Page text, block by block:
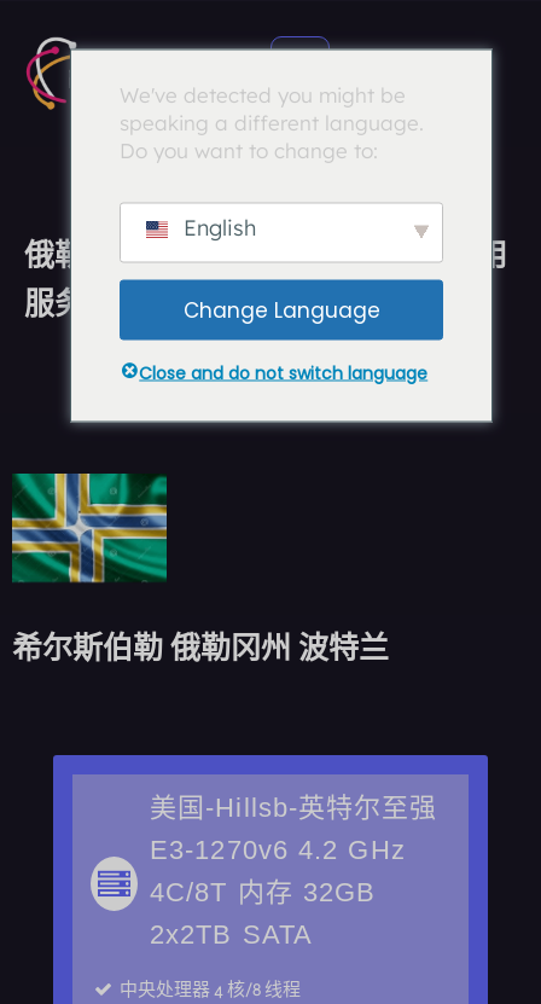
俄勒冈州波特兰希尔斯伯勒快速专用
服务器
希尔斯伯勒 俄勒冈州 波特兰
美国-Hillsb-英特尔至强
E3-1270v6 4.2 GHz
4C/8T 内存 32GB
2x2TB SATA
中央处理器 4 核/8 线程
We've detected you might be
speaking a different language.
Do you want to change to:
English
Change Language
Close and do not switch language